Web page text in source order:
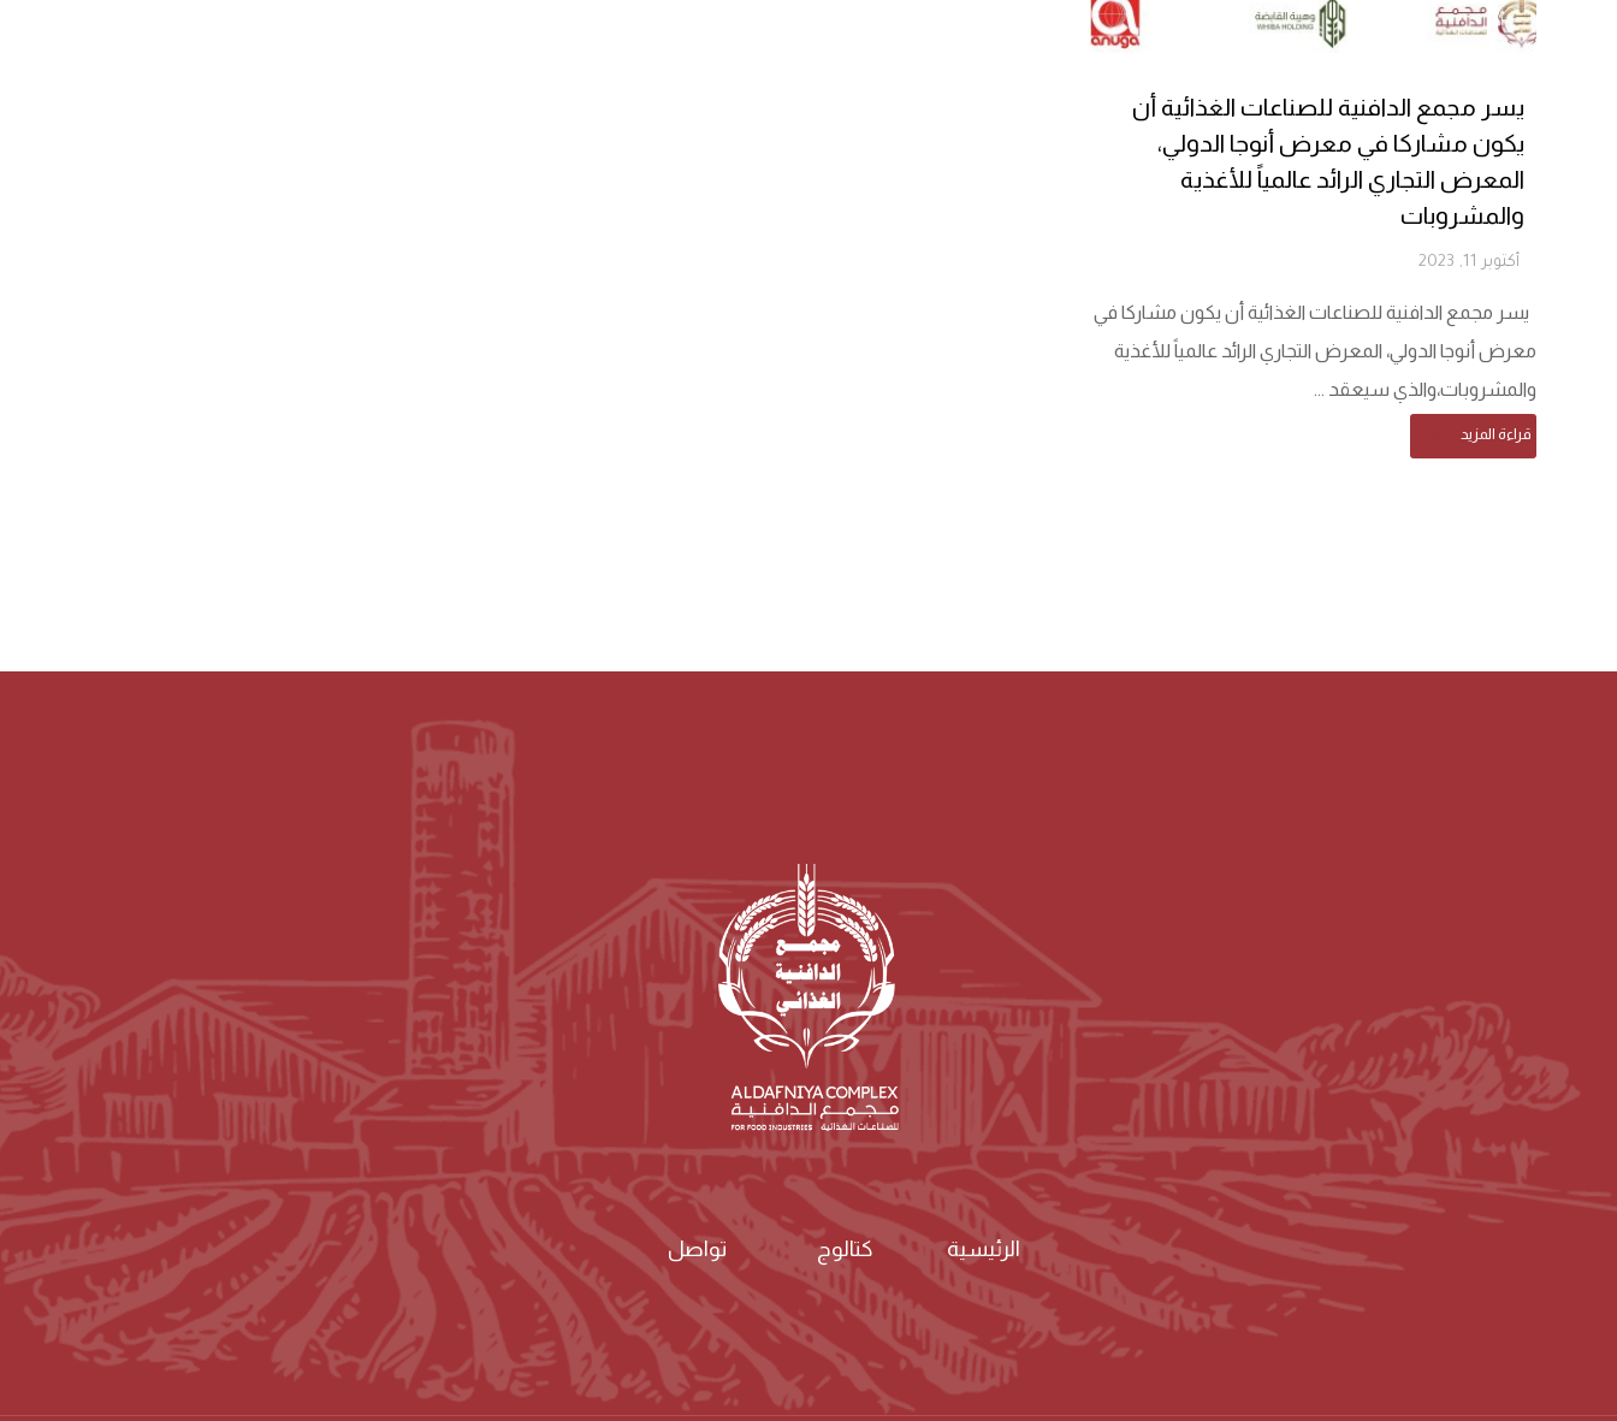
يسر مجمع الدافنية للصناعات الغذائية أن
يكون مشاركا في معرض أنوجا الدولي،
المعرض التجاري الرائد عالمياً للأغذية
والمشروبات
أكتوبر 11, 2023
يسر مجمع الدافنية للصناعات الغذائية أن يكون مشاركا في
معرض أنوجا الدولي، المعرض التجاري الرائد عالمياً للأغذية
والمشروبات،والذي سيعقد ...
قراءة المزيد
الرئيسية كتالوج تواصل